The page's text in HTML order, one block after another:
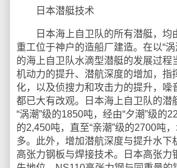
日本潜艇技术
日本海上自卫队的所有潜艇，均
重工位于神户的造船厂建造。在以“
的海上自卫队水滴型潜艇的发展过程
机动力的提升、潜航深度的增加，指
化，以及侦搜力和攻击力的提升，噪
都已大有改观。日本海上自卫队的潜
“涡潮”级的1850吨，经由“夕潮”级的
的2,450吨，直至“亲潮”级的2700吨
多。此外，增加潜航深度与提升水下
高张力钢板与焊接技术。日本高张力